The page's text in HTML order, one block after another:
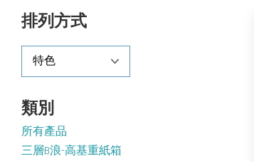
排列方式
類別
所有產品
三層B浪-高基重紙箱